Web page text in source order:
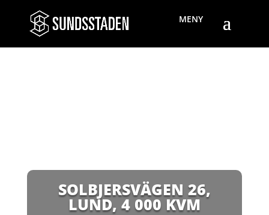
SOLBJERSVÄGEN 26,
LUND, 4 000 KVM